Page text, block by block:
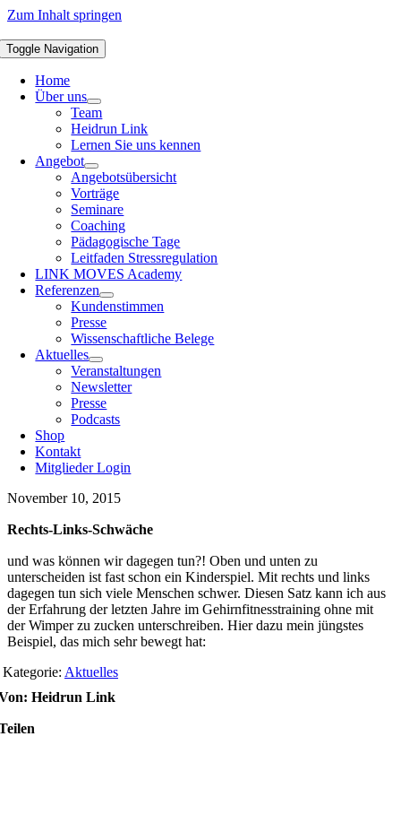
Zum Inhalt springen
Toggle Navigation
Home
Über uns
Team
Heidrun Link
Lernen Sie uns kennen
Angebot
Angebotsübersicht
Vorträge
Seminare
Coaching
Pädagogische Tage
Leitfaden Stressregulation
LINK MOVES Academy
Referenzen
Kundenstimmen
Presse
Wissenschaftliche Belege
Aktuelles
Veranstaltungen
Newsletter
Presse
Podcasts
Shop
Kontakt
Mitglieder Login
November 10, 2015
Rechts-Links-Schwäche
und was können wir dagegen tun?! Oben und unten zu
unterscheiden ist fast schon ein Kinderspiel. Mit rechts und links
dagegen tun sich viele Menschen schwer. Diesen Satz kann ich aus
der Erfahrung der letzten Jahre im Gehirnfitnesstraining ohne mit
der Wimper zu zucken unterschreiben. Hier dazu mein jüngstes
Beispiel, das mich sehr bewegt hat:
Kategorie: Aktuelles
Heidrun Link